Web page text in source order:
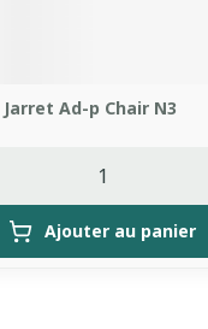
Ad-p Chair N3
Ajouter au panier